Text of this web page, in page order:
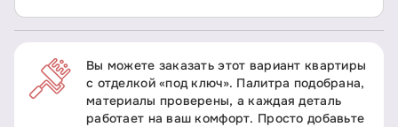
Вы можете заказать этот вариант квартиры
с отделкой «под ключ». Палитра подобрана,
материалы проверены, а каждая деталь
работает на ваш комфорт. Просто добавьте